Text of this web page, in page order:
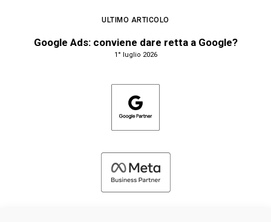
ULTIMO ARTICOLO
Google Ads: conviene dare retta a Google?
1° luglio 2026